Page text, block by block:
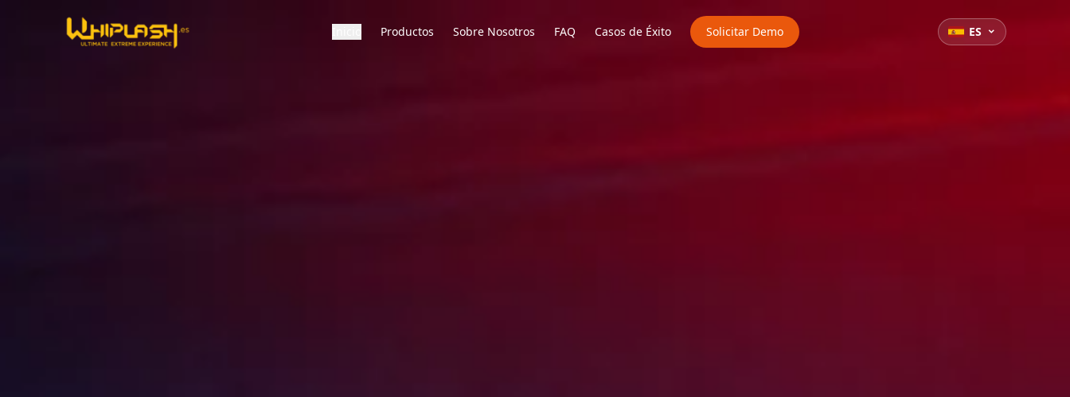
Productos Sobre Nosotros FAQ Casos de Éxito Solicitar Demo ES